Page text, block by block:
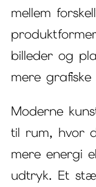
mellem
billeder og
mere
Moderne
til rum, hvor
mere energi
udtryk. Et